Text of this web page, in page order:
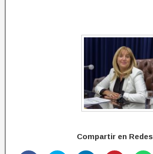
Compartir en Redes